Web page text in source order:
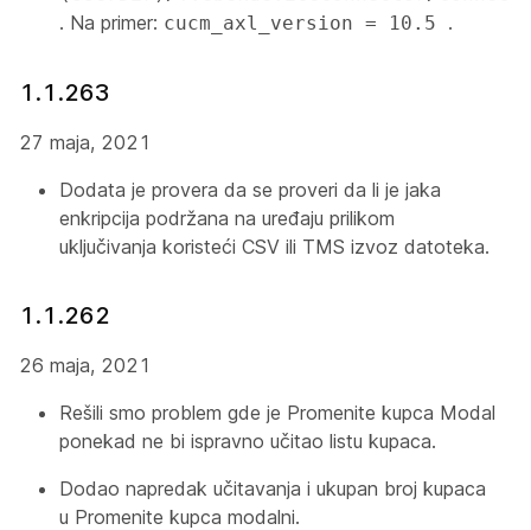
. Na primer: cucm_axl_version = 10.5 .
1.1.263
27 maja, 2021
Dodata je provera da se proveri da li je jaka
enkripcija podržana na uređaju prilikom
uključivanja koristeći CSV ili TMS izvoz datoteka.
1.1.262
26 maja, 2021
Rešili smo problem gde je Promenite kupca Modal
ponekad ne bi ispravno učitao listu kupaca.
Dodao napredak učitavanja i ukupan broj kupaca
u Promenite kupca modalni.